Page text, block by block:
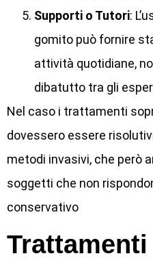
Supporti o Tutori:
gomito può fornire
attività quotidiane,
dibatutto tra gli
Nel caso i trattamenti
dovessero essere
metodi invasivi, che però
soggetti che non
conservativo